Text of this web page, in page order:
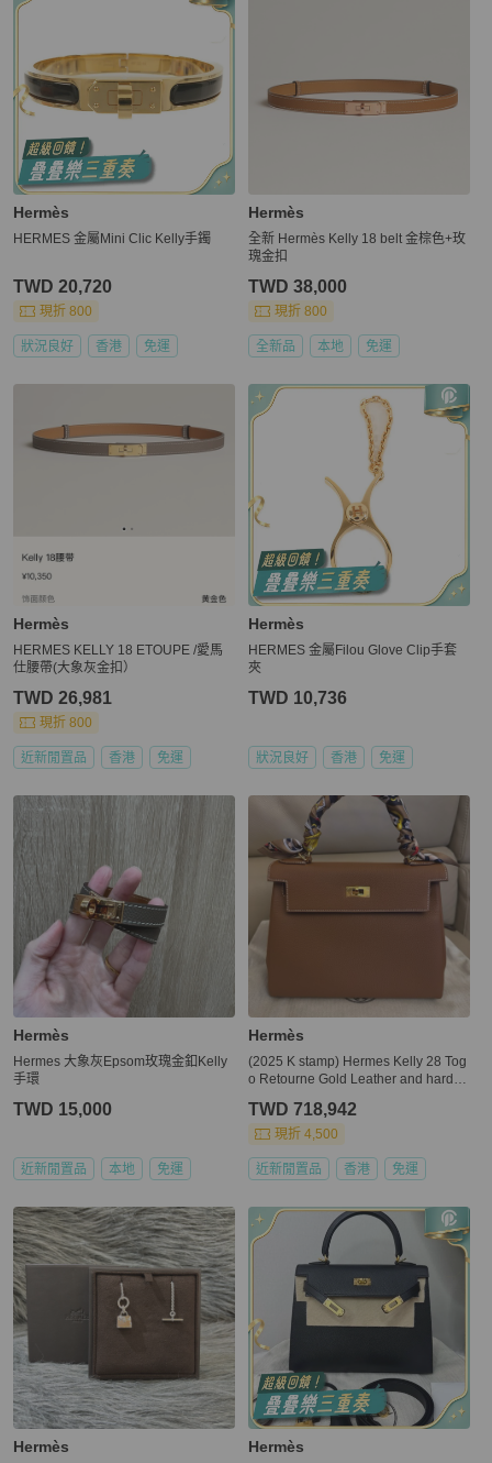
Hermès
HERMES 金屬Mini Clic Kelly手鐲
TWD 20,720
現折 800
狀況良好 香港 免運
Hermès
全新 Hermès Kelly 18 belt 金棕色+玫
瑰金扣
TWD 38,000
現折 800
全新品 本地 免運
Hermès
HERMES KELLY 18 ETOUPE /愛馬
仕腰帶(大象灰金扣）
TWD 26,981
現折 800
近新閒置品 香港 免運
Hermès
HERMES 金屬Filou Glove Clip手套
夾
TWD 10,736
狀況良好 香港 免運
Hermès
Hermes 大象灰Epsom玫瑰金釦Kelly
手環
TWD 15,000
近新閒置品 本地 免運
Hermès
(2025 K stamp) Hermes Kelly 28 Tog
o Retourne Gold Leather and hardw
TWD 718,942
現折 4,500
近新閒置品 香港 免運
Hermès Hermès